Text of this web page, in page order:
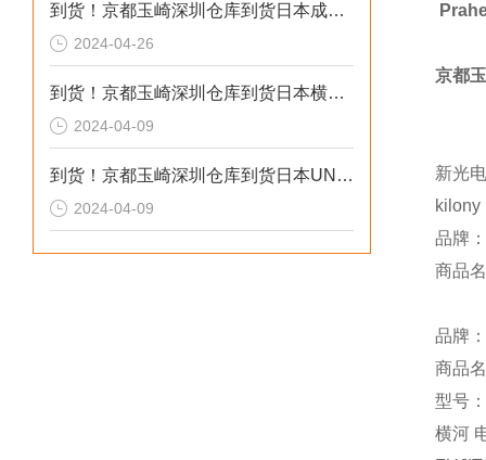
到货！京都玉崎深圳仓库到货日本成茂锻针仪MF2
2024-04-26
到货！京都玉崎深圳仓库到货日本横河 电导率仪传感器 SC8SG-R31-T-305-P1-A
2024-04-09
到货！京都玉崎深圳仓库到货日本UNITTA音波式皮带张力计U-550替换U-508
2024-04-09
京都
新光
品牌
商品
品牌
商品
型号
横河